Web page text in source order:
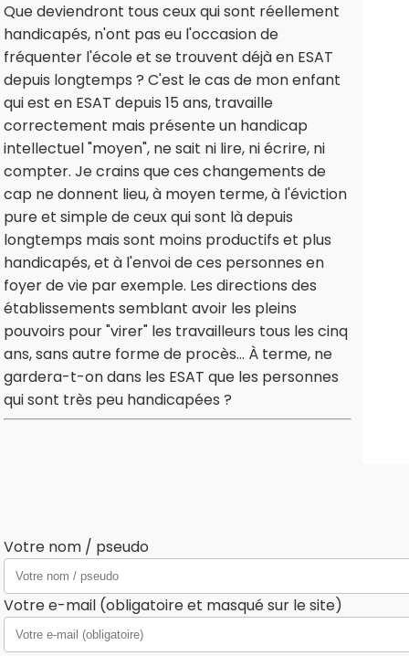
Que deviendront tous ceux qui sont réellement
handicapés, n'ont pas eu l'occasion de
fréquenter l'école et se trouvent déjà en ESAT
depuis longtemps ? C'est le cas de mon enfant
qui est en ESAT depuis 15 ans, travaille
correctement mais présente un handicap
intellectuel "moyen", ne sait ni lire, ni écrire, ni
compter. Je crains que ces changements de
cap ne donnent lieu, à moyen terme, à l'éviction
pure et simple de ceux qui sont là depuis
longtemps mais sont moins productifs et plus
handicapés, et à l'envoi de ces personnes en
foyer de vie par exemple. Les directions des
établissements semblant avoir les pleins
pouvoirs pour "virer" les travailleurs tous les cinq
ans, sans autre forme de procès... À terme, ne
gardera-t-on dans les ESAT que les personnes
qui sont très peu handicapées ?
Votre nom / pseudo
Votre e-mail (obligatoire et masqué sur le site)